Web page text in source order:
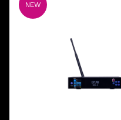
NEW